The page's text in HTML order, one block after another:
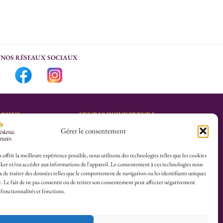
Gérer le consentement
offrir la meilleure expérience possible, nous utilisons des technologies telles que les cookies
et/ou accéder aux informations de l'appareil. Le consentement à ces technologies nous
de traiter des données telles que le comportement de navigation ou les identifiants uniques
Le fait de ne pas consentir ou de retirer son consentement peut affecter négativement
fonctionnalités et fonctions.
NOS RÉSEAUX SOCIAUX
:
Calvaire
HEURES D’OUVERTURE
Lu-Sa : 10h30/13h30 –
Dim (Oct à Mai) : 12h/17h30